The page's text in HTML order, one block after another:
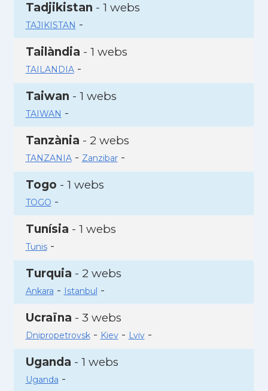
Tadjikistan - 1 webs
TAJIKISTAN -
Tailàndia - 1 webs
TAILANDIA-
Taiwan - 1 webs
TAIWAN -
Tanzània - 2 webs
TANZANIA- Zanzibar-
Togo - 1 webs
TOGO -
Tunísia - 1 webs
Tunis-
Turquia - 2 webs
Ankara - Istanbul -
Ucraïna - 3 webs
Dnipropetrovsk- Kiev- Lviv-
Uganda - 1 webs
Uganda -